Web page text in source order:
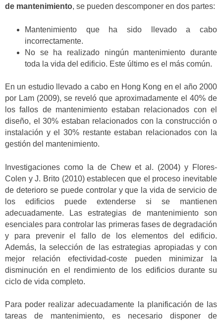
de mantenimiento, se pueden descomponer en dos partes:
Mantenimiento que ha sido llevado a cabo
incorrectamente.
No se ha realizado ningún mantenimiento durante
toda la vida del edificio. Este último es el más común.
En un estudio llevado a cabo en Hong Kong en el año 2000
por Lam (2009), se reveló que aproximadamente el 40% de
los fallos de mantenimiento estaban relacionados con el
diseño, el 30% estaban relacionados con la construcción o
instalación y el 30% restante estaban relacionados con la
gestión del mantenimiento.
Investigaciones como la de Chew et al. (2004) y Flores-
Colen y J. Brito (2010) establecen que el proceso inevitable
de deterioro se puede controlar y que la vida de servicio de
los edificios puede extenderse si se mantienen
adecuadamente. Las estrategias de mantenimiento son
esenciales para controlar las primeras fases de degradación
y para prevenir el fallo de los elementos del edificio.
Además, la selección de las estrategias apropiadas y con
mejor relación efectividad-coste pueden minimizar la
disminución en el rendimiento de los edificios durante su
ciclo de vida completo.
Para poder realizar adecuadamente la planificación de las
tareas de mantenimiento, es necesario disponer de